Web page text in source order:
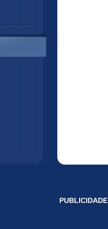
PUBLICIDADE